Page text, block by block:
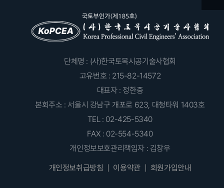
단체명 : (사)한국토목시공기술사협회
고유번호 : 215-82-14572
대표자 : 정한중
본회주소 : 서울시 강남구 개포로 623, 대청타워 1403호
TEL : 02-425-5340
FAX : 02-554-5340
개인정보보호관리책임자 : 김창우
개인정보취급방침 이용약관 회원가입안내